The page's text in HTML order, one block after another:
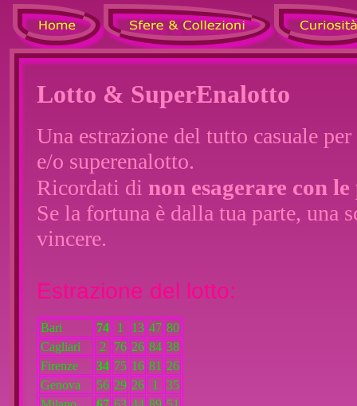
Lotto & SuperEnalotto
Una estrazione del tutto casuale
e/o superenalotto.
Ricordati di non esagerare con
Se la fortuna è dalla tua parte, una
vincere.
Estrazione del lotto:
Bari 74 1 13 47 80
Cagliari
2 76 26 84 38
Firenze
34 75 16 81 26
Genova
56 29 26 1
35